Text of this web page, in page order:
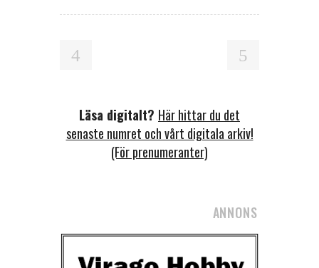
Läsa digitalt? Här hittar du det
senaste numret och vårt digitala arkiv!
(För prenumeranter)
ANNONS